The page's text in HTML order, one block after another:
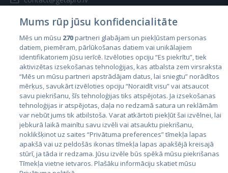
Valstis
Igaunija
Latvija
Lietuva
Mums rūp jūsu konfidencialitāte
Mēs un mūsu 270partneri glabājam un piekļūstam personas
datiem, piemēram, pārlūkošanas datiem vai unikālajiem
identifikatoriem jūsu ierīcē. Izvēloties opciju “Es piekrītu”, tiek
aktivizētas izsekošanas tehnoloģijas, kas atbalsta zem virsraksta
“Mēs un mūsu partneri apstrādājam datus, lai sniegtu” norādītos
mērķus, savukārt izvēloties opciju “Noraidīt visu” vai atsaucot
savu piekrišanu, šīs tehnoloģijas tiks atspējotas. Ja izsekošanas
tehnoloģijas ir atspējotas, daļa no redzamā satura un reklāmām
var nebūt jums tik atbilstoša. Varat atkārtoti piekļūt šai izvēlnei, lai
jebkurā laikā mainītu savu izvēli vai atsauktu piekrišanu,
noklikšķinot uz saites “Privātuma preferences” tīmekļa lapas
apakšā vai uz peldošās ikonas tīmekļa lapas apakšējā kreisajā
stūrī, ja tāda ir redzama. Jūsu izvēle būs spēkā mūsu piekrišanas
Tīmekļa vietne ietvaros. Plašāku informāciju skatiet mūsu